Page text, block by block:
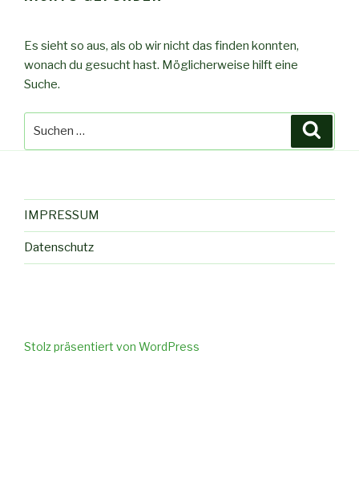
Es sieht so aus, als ob wir nicht das finden konnten,
wonach du gesucht hast. Möglicherweise hilft eine
Suche.
IMPRESSUM
Datenschutz
Stolz präsentiert von WordPress